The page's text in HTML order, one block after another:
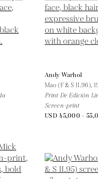
Andy Warhol
Mao (F & S II.96),
Print De Edición
Screen-print
USD 45,000 -